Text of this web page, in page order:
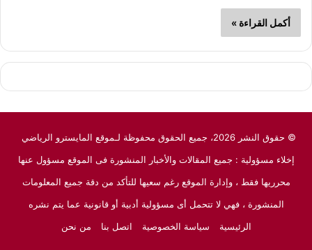
أكمل القراءة »
© حقوق النشر 2026، جميع الحقوق محفوظة لـموقع المايسترو الرياضي
إخلاء مسؤولية : جميع المقالات والأخبار المنشورة فى الموقع مسؤول عنها
محرريها فقط ، وإدارة الموقع رغم سعيها للتأكد من دقة جميع المعلومات
المنشورة ، فهي لا تتحمل أى مسؤولية أدبية أو قانونية عما يتم نشره
الرئيسية
سياسة الخصوصية اتصل بنا من نحن